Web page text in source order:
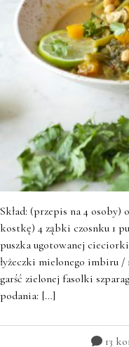
Skład: (przepis na 4
kostkę) 4 ząbki czosnku 1
puszka ugotowanej cieciorki
łyżeczki mielonego imbiru /
garść zielonej fasolki
podania: […]
13